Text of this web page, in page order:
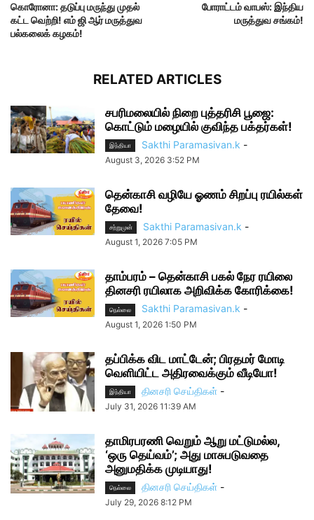
கொரோனா: தடுப்பு மருந்து முதல்
கட்ட வெற்றி! எம் ஜி ஆர் மருத்துவ
பல்கலைக் கழகம்!
போராட்டம் வாபஸ்: இந்திய
மருத்துவ சங்கம்!
RELATED ARTICLES
சபரிமலையில் நிறை புத்தரிசி பூஜை:
கொட்டும் மழையில் குவிந்த பக்தர்கள்!
இந்தியா Sakthi Paramasivan.k -
August 3, 2026 3:52 PM
தென்காசி வழியே ஓணம் சிறப்பு ரயில்கள்
தேவை!
சற்றுமுன் Sakthi Paramasivan.k -
August 1, 2026 7:05 PM
தாம்பரம் – தென்காசி பகல் நேர ரயிலை
தினசரி ரயிலாக அறிவிக்க கோரிக்கை!
நெல்லை Sakthi Paramasivan.k -
August 1, 2026 1:50 PM
தப்பிக்க விட மாட்டேன்; பிரதமர் மோடி
வெளியிட்ட அதிரவைக்கும் வீடியோ!
இந்தியா தினசரி செய்திகள் -
July 31, 2026 11:39 AM
தாமிரபரணி வெறும் ஆறு மட்டுமல்ல,
‘ஒரு தெய்வம்’; அது மாசுபடுவதை
அனுமதிக்க முடியாது!
நெல்லை தினசரி செய்திகள் -
July 29, 2026 8:12 PM